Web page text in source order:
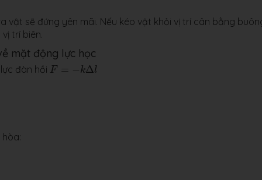
vật sẽ đứng yên mãi. Nếu kéo vật khỏi vị trí cân bằng
trí biên.
mặt động lực học
lực đàn hồi F = −kΔl
F=